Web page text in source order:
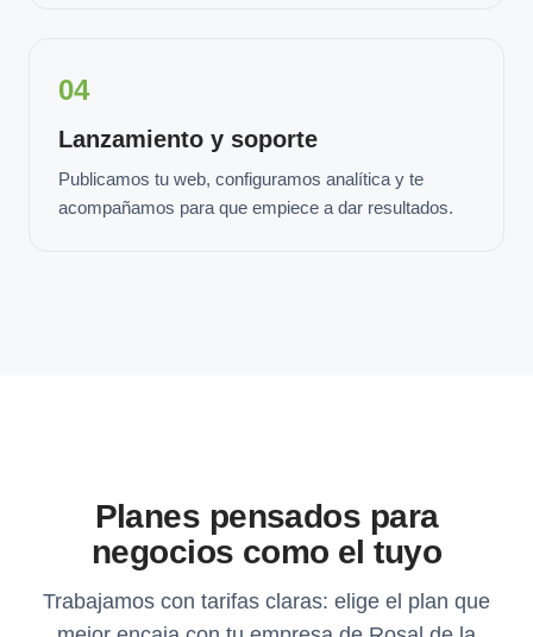
04
Lanzamiento y soporte
Publicamos tu web, configuramos analítica y te
acompañamos para que empiece a dar resultados.
Planes pensados para
negocios como el tuyo
Trabajamos con tarifas claras: elige el plan que